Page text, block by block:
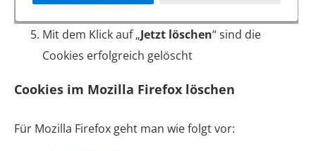
Mit dem Klick auf „Jetzt löschen“ sind die
Cookies erfolgreich gelöscht
Cookies im Mozilla Firefox löschen
Für Mozilla Firefox geht man wie folgt vor: